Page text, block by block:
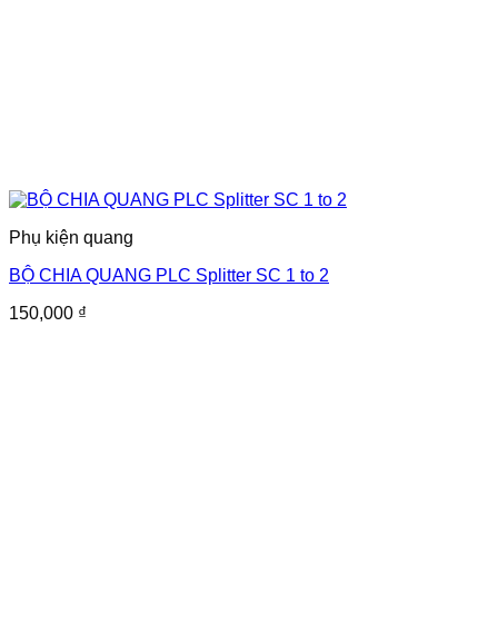
Phụ kiện quang
BỘ CHIA QUANG PLC Splitter SC 1 to 2
150,000 ₫